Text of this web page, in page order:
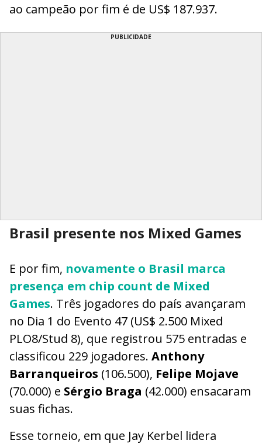
ao campeão por fim é de US$ 187.937.
PUBLICIDADE
Brasil presente nos Mixed Games
E por fim, novamente o Brasil marca
presença em chip count de Mixed
Games. Três jogadores do país avançaram
no Dia 1 do Evento 47 (US$ 2.500 Mixed
PLO8/Stud 8), que registrou 575 entradas e
classificou 229 jogadores. Anthony
Barranqueiros (106.500), Felipe Mojave
(70.000) e Sérgio Braga (42.000) ensacaram
suas fichas.
Esse torneio, em que Jay Kerbel lidera